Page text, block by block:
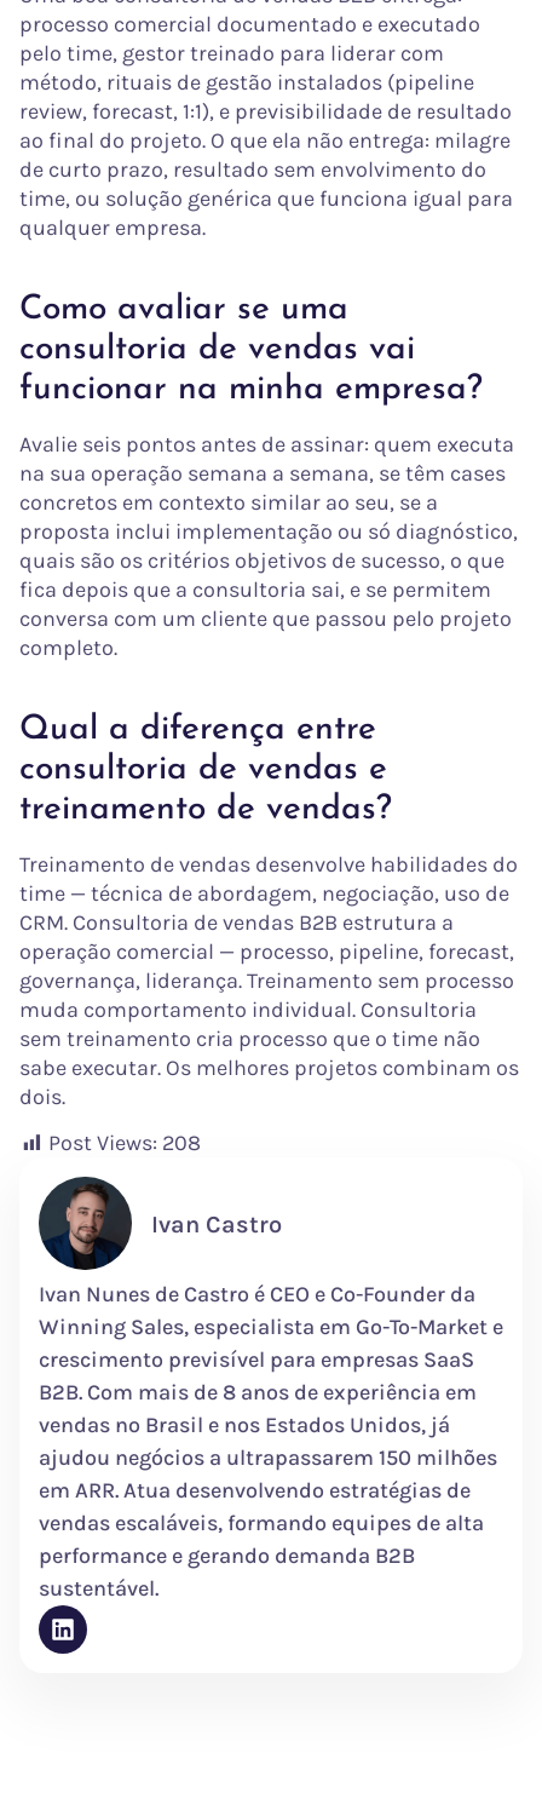
processo comercial documentado e executado
pelo time, gestor treinado para liderar com
método, rituais de gestão instalados (pipeline
review, forecast, 1:1), e previsibilidade de resultado
ao final do projeto. O que ela não entrega: milagre
de curto prazo, resultado sem envolvimento do
time, ou solução genérica que funciona igual para
qualquer empresa.
Como avaliar se uma
consultoria de vendas vai
funcionar na minha empresa?
Avalie seis pontos antes de assinar: quem executa
na sua operação semana a semana, se têm cases
concretos em contexto similar ao seu, se a
proposta inclui implementação ou só diagnóstico,
quais são os critérios objetivos de sucesso, o que
fica depois que a consultoria sai, e se permitem
conversa com um cliente que passou pelo projeto
completo.
Qual a diferença entre
consultoria de vendas e
treinamento de vendas?
Treinamento de vendas desenvolve habilidades do
time — técnica de abordagem, negociação, uso de
CRM. Consultoria de vendas B2B estrutura a
operação comercial — processo, pipeline, forecast,
governança, liderança. Treinamento sem processo
muda comportamento individual. Consultoria
sem treinamento cria processo que o time não
sabe executar. Os melhores projetos combinam os
dois.
Post Views: 208
Ivan Castro
Ivan Nunes de Castro é CEO e Co-Founder da
Winning Sales, especialista em Go-To-Market e
crescimento previsível para empresas SaaS
B2B. Com mais de 8 anos de experiência em
vendas no Brasil e nos Estados Unidos, já
ajudou negócios a ultrapassarem 150 milhões
em ARR. Atua desenvolvendo estratégias de
vendas escaláveis, formando equipes de alta
performance e gerando demanda B2B
sustentável.